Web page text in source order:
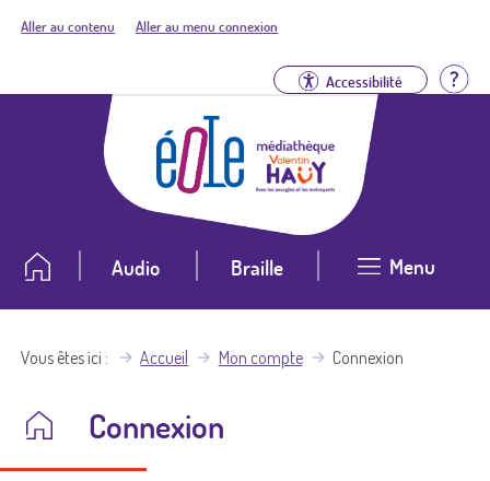
Aller au contenu Aller au menu connexion
Accessibilité
Audio Braille Menu
Vous êtes ici Accueil Mon compte Connexion
Connexion